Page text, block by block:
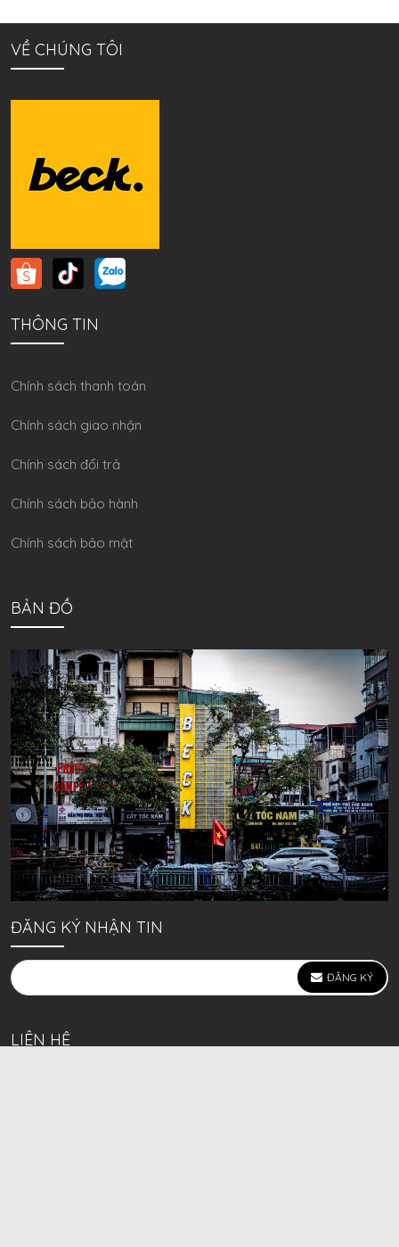
VỀ CHÚNG TÔI
THÔNG TIN
Chính sách thanh toán
Chính sách giao nhận
Chính sách đổi trả
Chính sách bảo hành
Chính sách bảo mật
BẢN ĐỒ
ĐĂNG KÝ NHẬN TIN
ĐĂNG KÝ
LIÊN HỆ